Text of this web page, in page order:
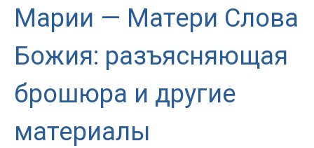
Марии — Матери Слова
Божия: разъясняющая
брошюра и другие
материалы